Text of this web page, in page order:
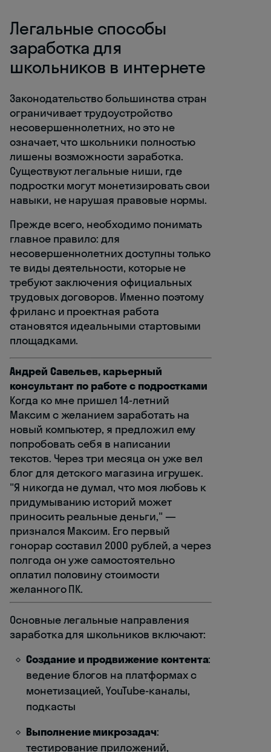
Легальные способы
заработка для
школьников в интернете
Законодательство большинства стран
ограничивает трудоустройство
несовершеннолетних, но это не
означает, что школьники полностью
лишены возможности заработка.
Существуют легальные ниши, где
подростки могут монетизировать свои
навыки, не нарушая правовые нормы.
Прежде всего, необходимо понимать
главное правило: для
несовершеннолетних доступны только
те виды деятельности, которые не
требуют заключения официальных
трудовых договоров. Именно поэтому
фриланс и проектная работа
становятся идеальными стартовыми
площадками.
Андрей Савельев, карьерный
консультант по работе с подростками
Когда ко мне пришел 14-летний
Максим с желанием заработать на
новый компьютер, я предложил ему
попробовать себя в написании
текстов. Через три месяца он уже вел
блог для детского магазина игрушек.
"Я никогда не думал, что моя любовь к
придумыванию историй может
приносить реальные деньги," —
признался Максим. Его первый
гонорар составил 2000 рублей, а через
полгода он уже самостоятельно
оплатил половину стоимости
желанного ПК.
Основные легальные направления
заработка для школьников включают:
Создание и продвижение контента:
ведение блогов на платформах с
монетизацией, YouTube-каналы,
подкасты
Выполнение микрозадач:
тестирование приложений,